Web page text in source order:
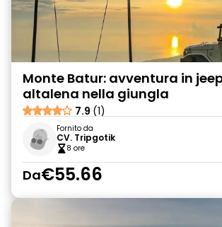
Monte Batur: avventura in
altalena nella giungla
7.9 (1)
Fornito da
CV. Tripgotik
8 ore
Da€55.66